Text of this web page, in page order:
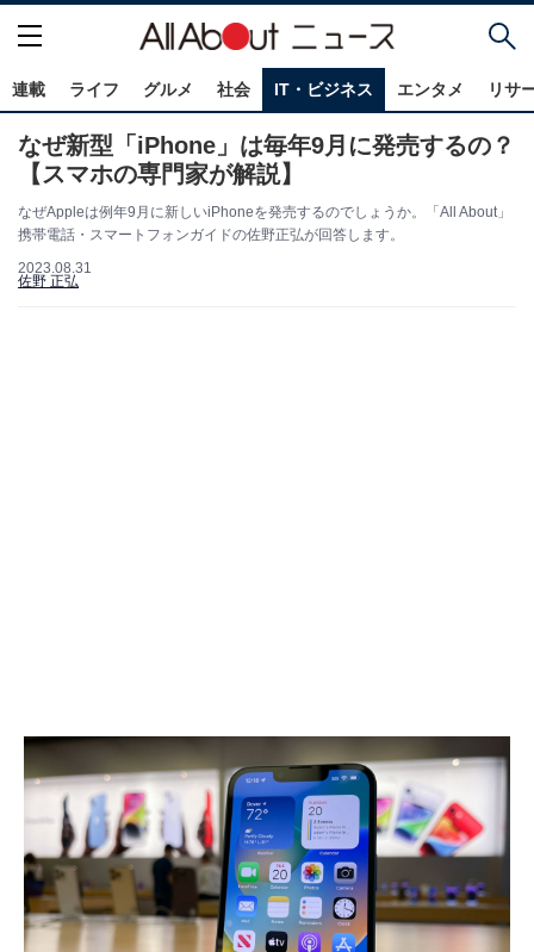
連載 ライフ グルメ 社会 IT・ビジネス エンタメ リサ
なぜ新型「iPhone」は毎年9月に発売するの？
【スマホの専門家が解説】
なぜAppleは例年9月に新しいiPhoneを発売するのでしょうか。「All About」
携帯電話・スマートフォンガイドの佐野正弘が回答します。
2023.08.31
佐野 正弘